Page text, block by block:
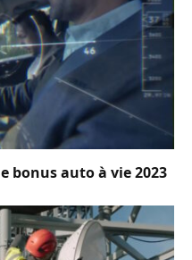
bonus auto à vie 2023